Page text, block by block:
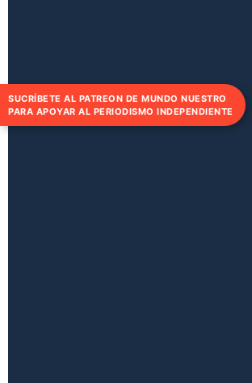
SUCRÍBETE AL PATREON DE MUNDO NUESTRO
PARA APOYAR AL PERIODISMO INDEPENDIENTE